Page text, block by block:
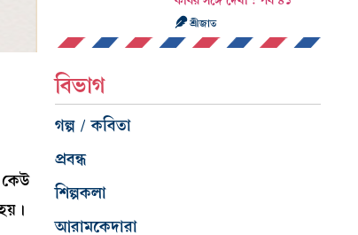
শ্রীজাত
বিভাগ
গল্প / কবিতা
প্রবন্ধ
শিল্পকলা
আরামকেদারা